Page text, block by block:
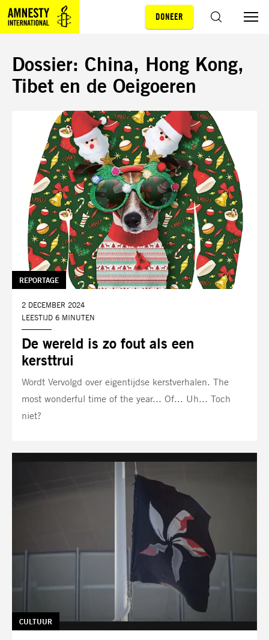
Sla navigatie over
DONEER
Dossier: China, Hong Kong,
Tibet en de Oeigoeren
De wereld is zo fout als een
kersttrui
TAG:
REPORTAGE
DATUM:
2 DECEMBER 2024
LEESTIJD 6 MINUTEN
Wordt Vervolgd over eigentijdse kerstverhalen. The
most wonderful time of the year... Of... Uh... Toch
niet?
TAG:
CULTUUR